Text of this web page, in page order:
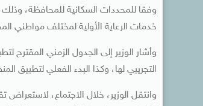
وفقا للمحددات السكانية للمحافظة،
خدمات الرعاية الأولية لمختلف مواطني
وأشار الوزير إلى الجدول الزمني
التجريبي لها، وكذا البدء الفعلي لتطبيق
وانتقل الوزير، خلال الاجتماع،